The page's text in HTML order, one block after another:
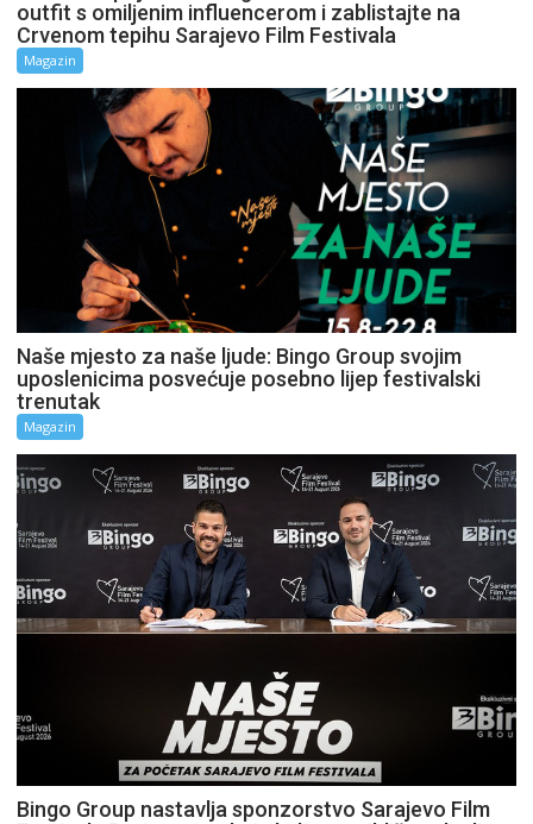
outfit s omiljenim influencerom i zablistajte na
Crvenom tepihu Sarajevo Film Festivala
Magazin
Naše mjesto za naše ljude: Bingo Group svojim
uposlenicima posvećuje posebno lijep festivalski
trenutak
Magazin
Bingo Group nastavlja sponzorstvo Sarajevo Film